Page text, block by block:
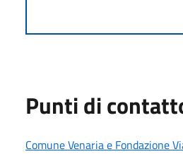
Punti di
Comune Venaria e Fondazione